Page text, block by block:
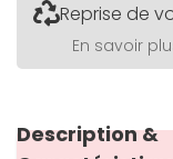
Reprise de
En savoir
Description &